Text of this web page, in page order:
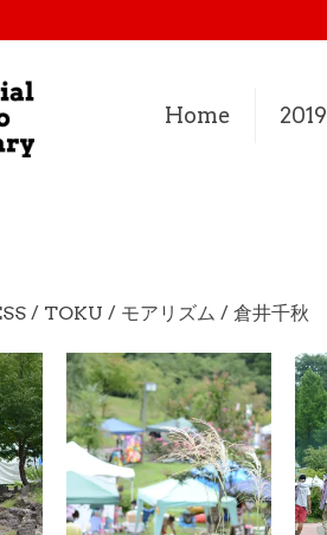
Home 2019
/ TOKU / モアリズム / 倉井千秋